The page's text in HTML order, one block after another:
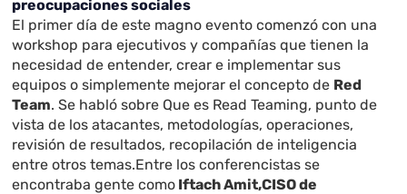
preocupaciones sociales
El primer día de este magno evento comenzó con una
workshop para ejecutivos y compañías que tienen la
necesidad de entender, crear e implementar sus
equipos o simplemente mejorar el concepto de Red
Team. Se habló sobre Que es Read Teaming, punto de
vista de los atacantes, metodologías, operaciones,
revisión de resultados, recopilación de inteligencia
entre otros temas.Entre los conferencistas se
encontraba gente como Iftach Amit,CISO de